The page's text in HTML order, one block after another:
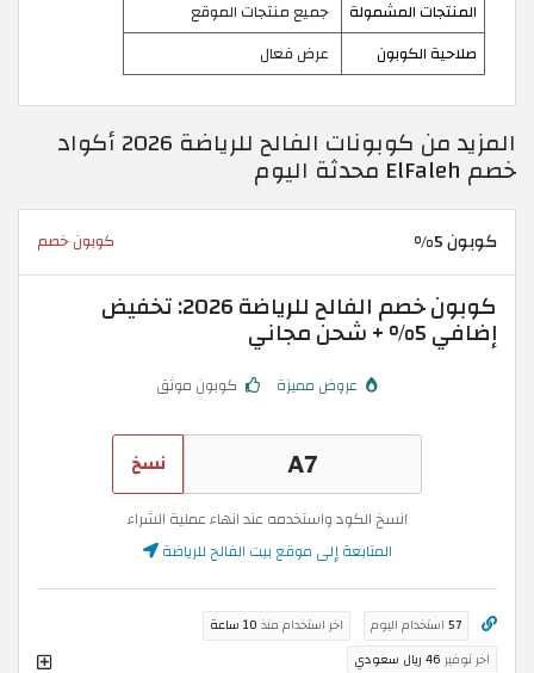
المنتجات المشمولة
جميع منتجات الموقع
صلاحية الكوبون
عرض فعال
المزيد من كوبونات الفالح للرياضة 2026 أكواد
خصم ElFaleh محدثة اليوم
كوبون 5% كوبون خصم
كوبون خصم الفالح للرياضة 2026: تخفيض
إضافي 5% + شحن مجاني
عروض مميزة كوبون موثق
نسخ
انسخ الكود واستخدمه عند انهاء عملية الشراء
المتابعة إلى موقع بيت الفالح للرياضة
57 استخدام اليوم اخر استخدام منذ 10 ساعة
اخر توفير 46 ريال سعودي